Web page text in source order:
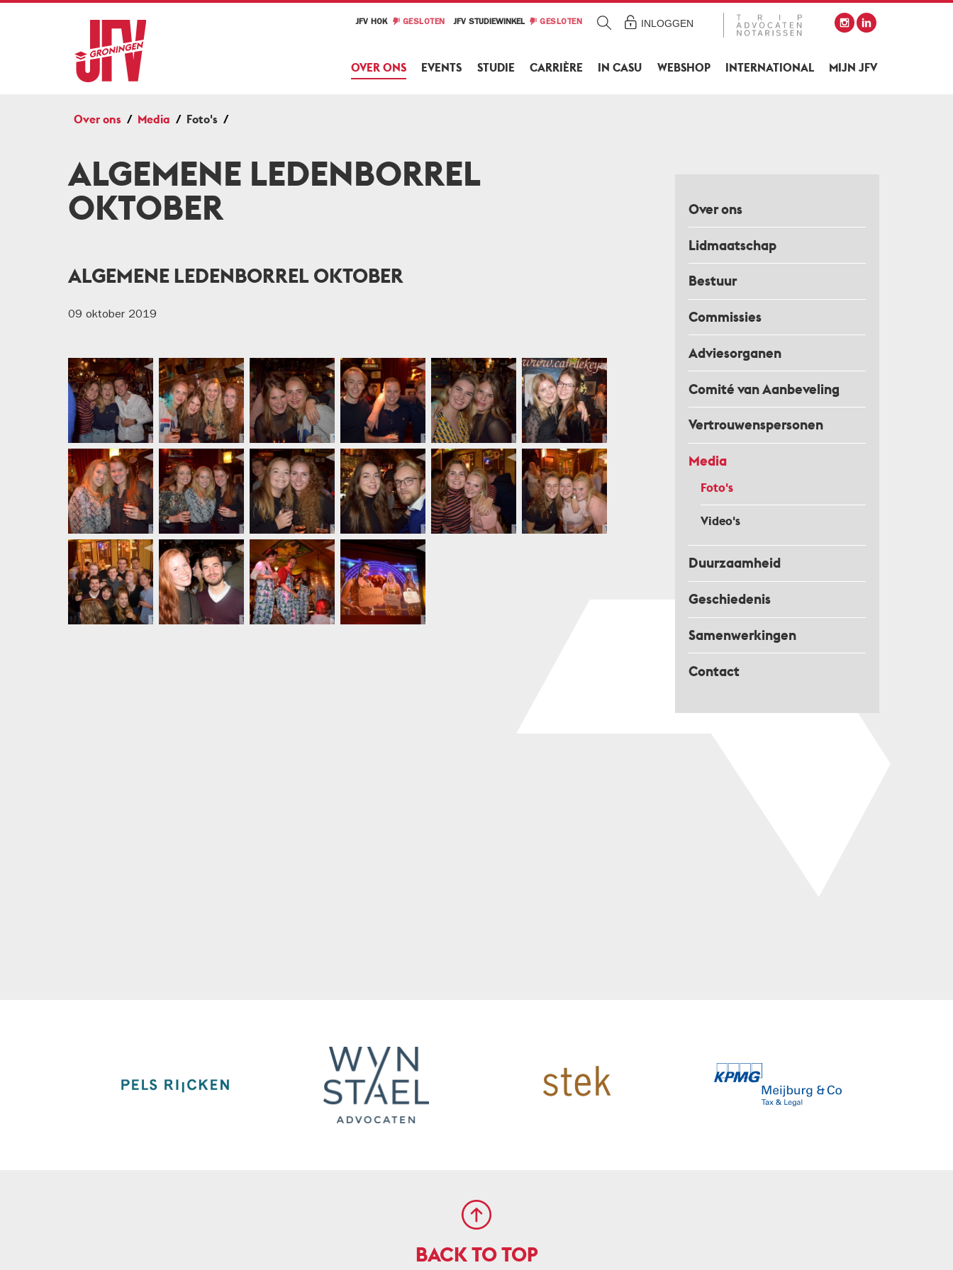
OVER ONS EVENTS STUDIE CARRIÈRE IN CASU WEBSHOP INTERNATIONAL MIJN JFV
JFV HOK GESLOTEN JFV STUDIEWINKEL GESLOTEN INLOGGEN
Over ons Media Foto's
Over ons
Lidmaatschap
Bestuur
Commissies
Adviesorganen
Comité van Aanbeveling
Vertrouwenspersonen
Media
Foto's
Video's
Duurzaamheid
Geschiedenis
Samenwerkingen
Contact
ALGEMENE LEDENBORREL
OKTOBER
ALGEMENE LEDENBORREL OKTOBER
09 oktober 2019
BACK TO TOP